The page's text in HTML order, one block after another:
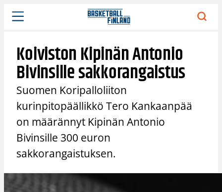
Siirry
sisältöön
Koiviston Kipinän Antonio
Bivinsille sakkorangaistus
Suomen Koripalloliiton
kurinpitopäällikkö Tero Kankaanpää
on määrännyt Kipinän Antonio
Bivinsille 300 euron
sakkorangaistuksen.